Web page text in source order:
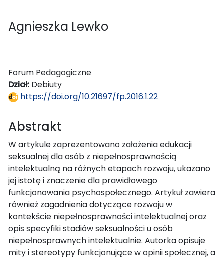
Agnieszka Lewko
Forum Pedagogiczne
Dział: Debiuty
https://doi.org/10.21697/fp.2016.1.22
Abstrakt
W artykule zaprezentowano założenia edukacji
seksualnej dla osób z niepełnosprawnością
intelektualną na różnych etapach rozwoju, ukazano
jej istotę i znaczenie dla prawidłowego
funkcjonowania psychospołecznego. Artykuł zawiera
również zagadnienia dotyczące rozwoju w
kontekście niepełnosprawności intelektualnej oraz
opis specyfiki stadiów seksualności u osób
niepełnosprawnych intelektualnie. Autorka opisuje
mity i stereotypy funkcjonujące w opinii społecznej, a